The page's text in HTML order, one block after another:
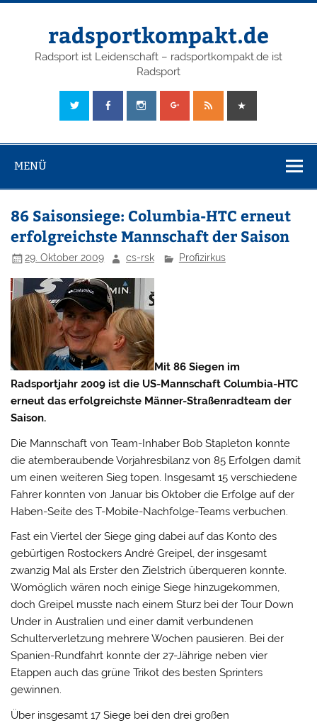
radsportkompakt.de
Radsport ist Leidenschaft – radsportkompakt.de ist
Radsport
MENÜ
86 Saisonsiege: Columbia-HTC erneut
erfolgreichste Mannschaft der Saison
29. Oktober 2009 cs-rsk Profizirkus
Mit 86 Siegen im
Radsportjahr 2009 ist die US-Mannschaft Columbia-HTC
erneut das erfolgreichste Männer-Straßenradteam der
Saison.
Die Mannschaft von Team-Inhaber Bob Stapleton konnte
die atemberaubende Vorjahresbilanz von 85 Erfolgen damit
um einen weiteren Sieg topen. Insgesamt 15 verschiedene
Fahrer konnten von Januar bis Oktober die Erfolge auf der
Haben-Seite des T-Mobile-Nachfolge-Teams verbuchen.
Fast ein Viertel der Siege ging dabei auf das Konto des
gebürtigen Rostockers André Greipel, der insgesamt
zwanzig Mal als Erster den Zielstrich überqueren konnte.
Womöglich wären noch einige Siege hinzugekommen,
doch Greipel musste nach einem Sturz bei der Tour Down
Under in Australien und einer damit verbundenen
Schulterverletzung mehrere Wochen pausieren. Bei der
Spanien-Rundfahrt konnte der 27-Jährige neben vier
Etappen auch das grüne Trikot des besten Sprinters
gewinnen.
Über insgesamt 17 Siege bei den drei großen